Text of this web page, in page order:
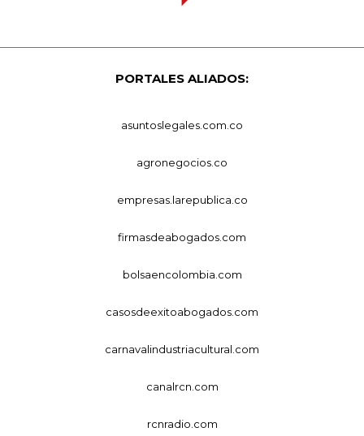
PORTALES ALIADOS:
asuntoslegales.com.co
agronegocios.co
empresas.larepublica.co
firmasdeabogados.com
bolsaencolombia.com
casosdeexitoabogados.com
carnavalindustriacultural.com
canalrcn.com
rcnradio.com